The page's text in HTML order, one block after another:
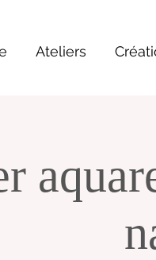
Ateliers